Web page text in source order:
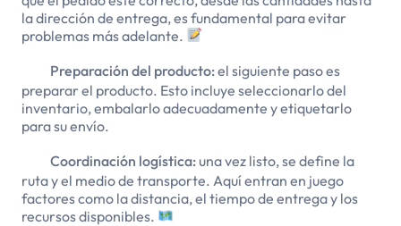
la dirección de entrega, es fundamental para evitar
problemas más adelante.
Preparación del producto:el siguiente paso es
preparar el producto. Esto incluye seleccionarlo del
inventario, embalarlo adecuadamente y etiquetarlo
para su envío.
Coordinación logística: una vez listo, se define la
ruta y el medio de transporte. Aquí entran en juego
factores como la distancia, el tiempo de entrega y los
recursos disponibles.